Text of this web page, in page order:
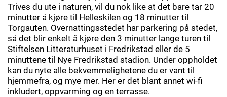
Trives du ute i naturen, vil du nok like at det bare tar 20
minutter å kjøre til Helleskilen og 18 minutter til
Torgauten. Overnattingsstedet har parkering på stedet,
så det blir enkelt å kjøre den 3 minutter lange turen til
Stiftelsen Litteraturhuset i Fredrikstad eller de 5
minuttene til Nye Fredrikstad stadion. Under oppholdet
kan du nyte alle bekvemmelighetene du er vant til
hjemmefra, og mye mer. Her er det blant annet wi-fi
inkludert, oppvarming og en terrasse.